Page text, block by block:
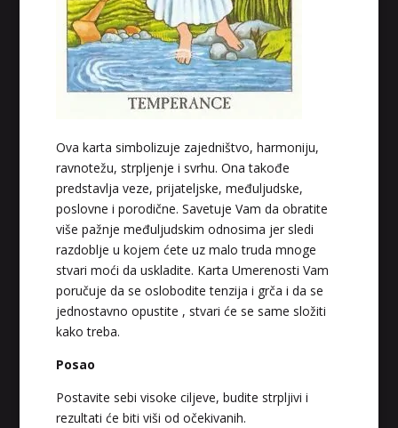
Ova karta simbolizuje zajedništvo, harmoniju,
ravnotežu, strpljenje i svrhu. Ona takođe
predstavlja veze, prijateljske, međuljudske,
poslovne i porodične. Savetuje Vam da obratite
više pažnje međuljudskim odnosima jer sledi
razdoblje u kojem ćete uz malo truda mnoge
stvari moći da uskladite. Karta Umerenosti Vam
poručuje da se oslobodite tenzija i grča i da se
jednostavno opustite , stvari će se same složiti
kako treba.
Posao
Postavite sebi visoke ciljeve, budite strpljivi i
rezultati će biti viši od očekivanih.